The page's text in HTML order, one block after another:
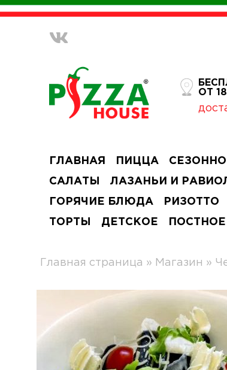
ОТ
ГЛАВНАЯ ПИЦЦА
САЛАТЫ ЛАЗАНЬИ И
ГОРЯЧИЕ БЛЮДА РИЗОТТО
ТОРТЫ ДЕТСКОЕ ПОСТНОЕ
Главная страница » Магазин »